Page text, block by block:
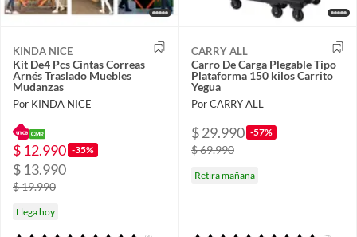
KINDA NICE
Kit De4 Pcs Cintas Correas
Arnés Traslado Muebles
Mudanzas
Por KINDA NICE
$ 12.990 -35%
$ 13.990
$ 19.990
Llega hoy
CARRY ALL
Carro De Carga Plegable Tipo
Plataforma 150 kilos Carrito
Yegua
Por CARRY ALL
$ 29.990 -57%
$ 69.990
Retira mañana